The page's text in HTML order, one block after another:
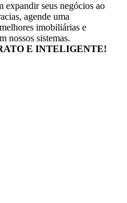
expandir seus negócios ao
agende uma
imobiliárias e
nossos sistemas.
E INTELIGENTE!